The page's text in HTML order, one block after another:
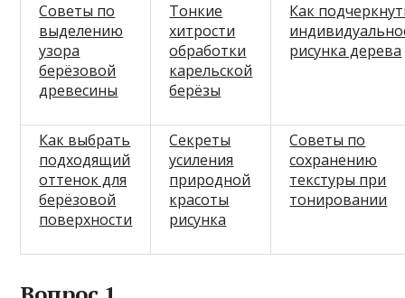
Советы по
выделению
узора
берёзовой
древесины
Тонкие
хитрости
обработки
карельской
берёзы
Как
рисунка дерева
Как выбрать
подходящий
оттенок для
берёзовой
поверхности
Секреты
усиления
природной
красоты
рисунка
Советы по
сохранению
текстуры при
тонировании